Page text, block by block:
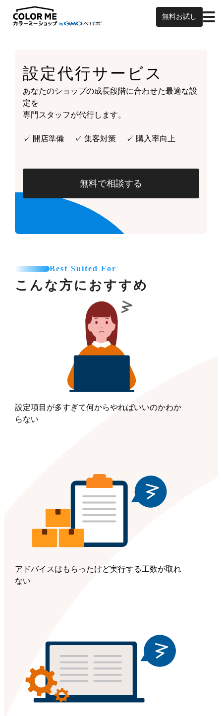
無料お試し
設定代行サービス
あなたのショップの成長段階に合わせた最適な設
定を
専門スタッフが代行します。
✓ 開店準備 ✓ 集客対策 ✓ 購入率向上
無料で相談する
Best Suited For
こんな方におすすめ
設定項目が多すぎて何からやればいいのかわか
らない
アドバイスはもらったけど実行する工数が取れ
ない